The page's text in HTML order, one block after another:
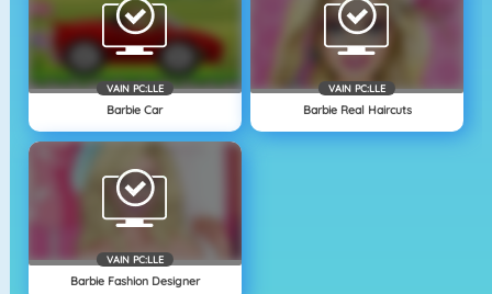
VAIN PC:LLE
Barbie Car
VAIN PC:LLE
Barbie Real Haircuts
VAIN PC:LLE
Barbie Fashion Designer